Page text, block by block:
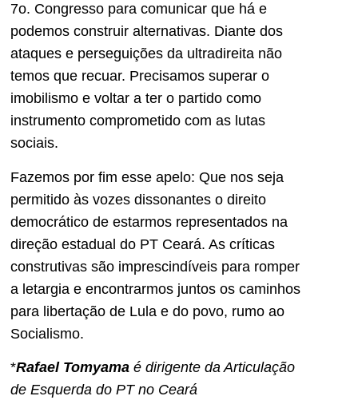
7o. Congresso para comunicar que há e
podemos construir alternativas. Diante dos
ataques e perseguições da ultradireita não
temos que recuar. Precisamos superar o
imobilismo e voltar a ter o partido como
instrumento comprometido com as lutas
sociais.
Fazemos por fim esse apelo: Que nos seja
permitido às vozes dissonantes o direito
democrático de estarmos representados na
direção estadual do PT Ceará. As críticas
construtivas são imprescindíveis para romper
a letargia e encontrarmos juntos os caminhos
para libertação de Lula e do povo, rumo ao
Socialismo.
*Rafael Tomyama é dirigente da Articulação
de Esquerda do PT no Ceará